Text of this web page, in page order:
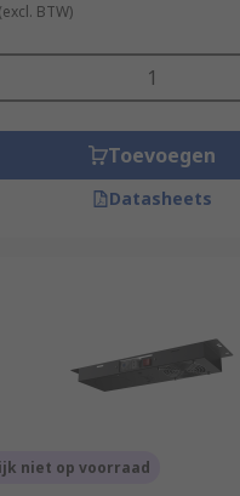
(excl. BTW)
Toevoegen
Datasheets
niet op voorraad